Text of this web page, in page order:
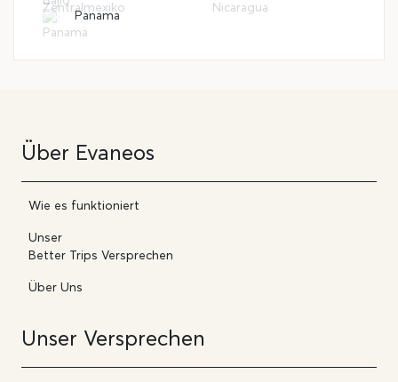
Panama
Über Evaneos
Wie es funktioniert
Unser
Better Trips Versprechen
Über Uns
Unser Versprechen